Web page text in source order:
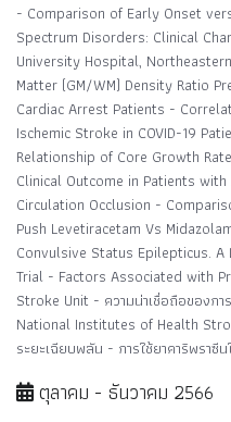
- Comparison of Early Onset
Spectrum Disorders: Clinical
University Hospital,
Matter (GM/WM) Density Ratio
Cardiac Arrest Patients -
Ischemic Stroke in COVID-19
Relationship of Core Growth
Clinical Outcome in Patients
Circulation Occlusion -
Push Levetiracetam Vs
Convulsive Status Epilepticus.
Trial - Factors Associated with
Stroke Unit - ความน่าเชื่อถือของก
National Institutes of Health
ระยะเฉียบพลัน - การใช้ยาคาริพราซี
ตุลาคม - ธันวาคม 2566